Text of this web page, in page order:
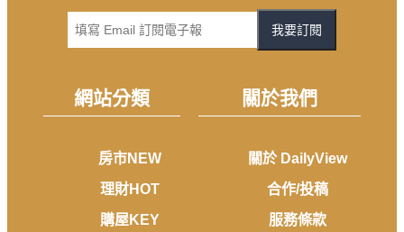
我要訂閱
網站分類
房市NEW
理財HOT
購屋KEY
關於我們
關於 DailyView
合作/投稿
服務條款